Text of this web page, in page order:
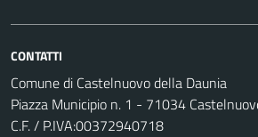
CONTATTI
Comune di Castelnuovo della Daunia
Piazza Municipio n. 1 - 71034
C.F. / P.IVA:00372940718